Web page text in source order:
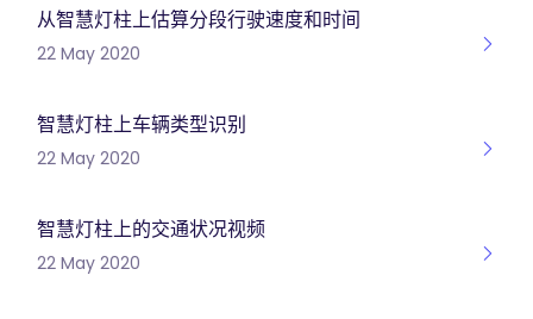
从智慧灯柱上估算分段行驶速度和时间
22 May 2020
智慧灯柱上车辆类型识别
22 May 2020
智慧灯柱上的交通状况视频
22 May 2020